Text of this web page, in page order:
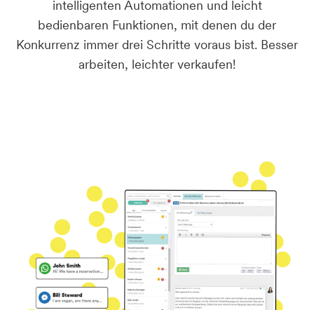
intelligenten Automationen und leicht
bedienbaren Funktionen, mit denen du der
Konkurrenz immer drei Schritte voraus bist. Besser
arbeiten, leichter verkaufen!